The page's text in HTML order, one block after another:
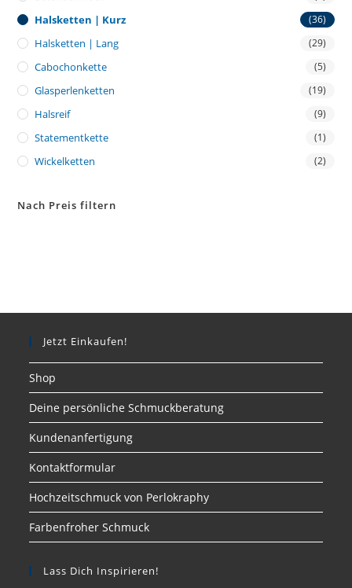
Halsketten | Kurz (36)
Halsketten | Lang (29)
Cabochonkette (5)
Glasperlenketten (19)
Halsreif (9)
Statementkette (1)
Wickelketten (2)
Nach Preis filtern
Jetzt Einkaufen!
Shop
Deine persönliche Schmuckberatung
Kundenanfertigung
Kontaktformular
Hochzeitschmuck von Perlokraphy
Farbenfroher Schmuck
Lass Dich Inspirieren!